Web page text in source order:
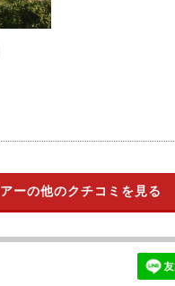
ーの他のクチコミを見る